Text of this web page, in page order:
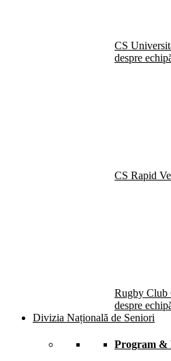
CS
despre
CS Rapid
Rugby Club
despre
Divizia Națională de Seniori
Program &